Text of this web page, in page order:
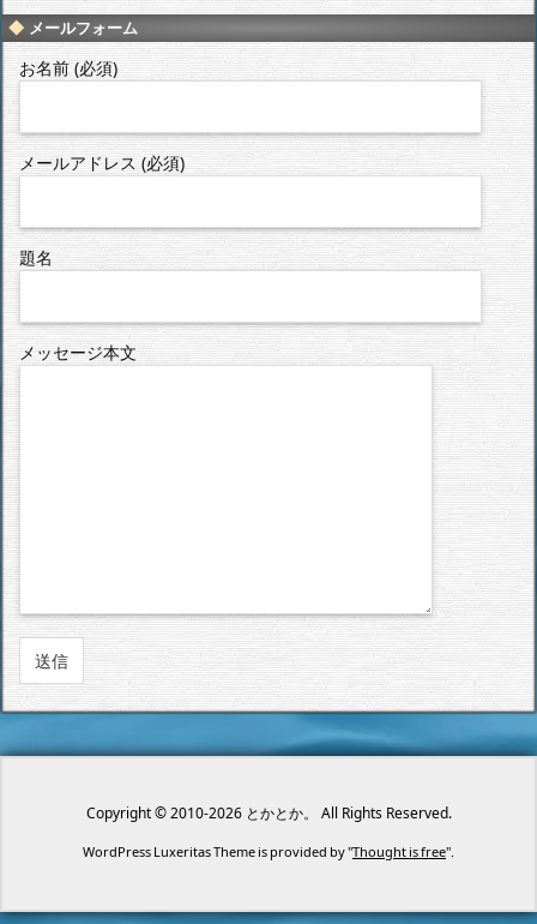
メールフォーム
お名前 (必須)
メールアドレス (必須)
題名
メッセージ本文
Copyright ©2010-2026 とかとか。 All Rights Reserved.
WordPress Luxeritas Theme is provided by "Thought is free".